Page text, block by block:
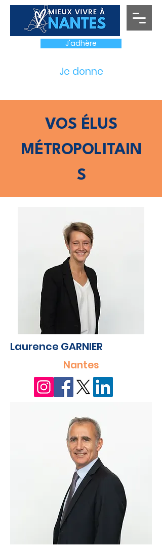
J'adhère
Je donne
VOS ÉLUS
MÉTROPOLITAIN
S
Laurence GARNIER
Nantes